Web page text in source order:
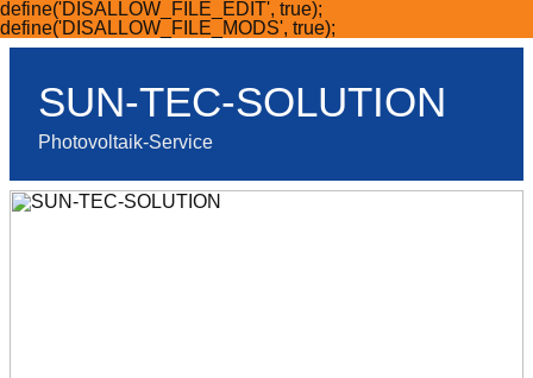
define('DISALLOW_FILE_EDIT', true);
define('DISALLOW_FILE_MODS', true);
to
SUN-TEC-SOLUTION
Photovoltaik-Service